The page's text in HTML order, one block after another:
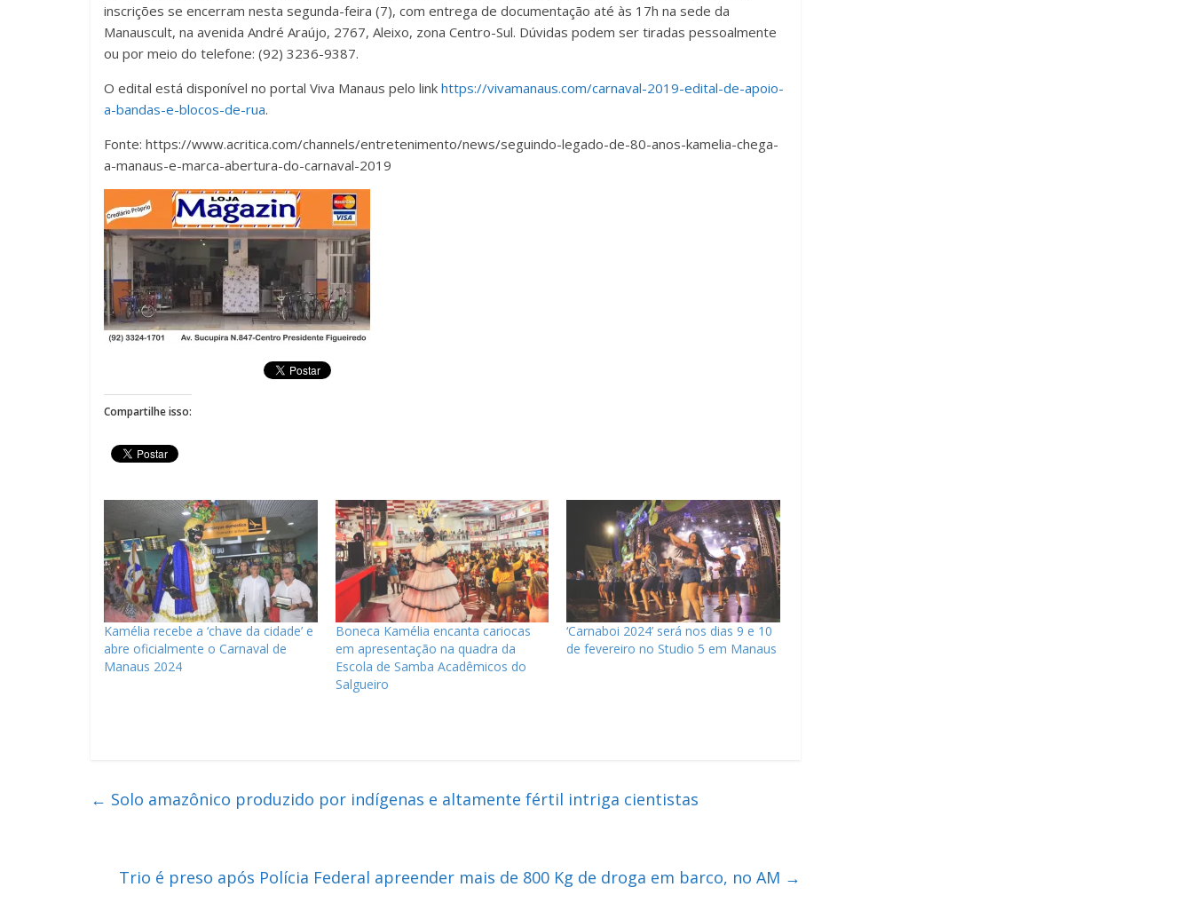
inscrições se encerram nesta segunda-feira (7), com entrega de documentação até às 17h na sede da
Manauscult, na avenida André Araújo, 2767, Aleixo, zona Centro-Sul. Dúvidas podem ser tiradas pessoalmente
ou por meio do telefone: (92) 3236-9387.
O edital está disponível no portal Viva Manaus pelo link https://vivamanaus.com/carnaval-2019-edital-de-apoio-
a-bandas-e-blocos-de-rua.
Fonte: https://www.acritica.com/channels/entretenimento/news/seguindo-legado-de-80-anos-kamelia-chega-
a-manaus-e-marca-abertura-do-carnaval-2019
Compartilhe isso:
Kamélia recebe a ‘chave da cidade’ e
abre oficialmente o Carnaval de
Manaus 2024
Boneca Kamélia encanta cariocas
em apresentação na quadra da
Escola de Samba Acadêmicos do
Salgueiro
‘Carnaboi 2024’ será nos dias 9 e 10
de fevereiro no Studio 5 em Manaus
← Solo amazônico produzido por indígenas e altamente fértil intriga cientistas
Trio é preso após Polícia Federal apreender mais de 800 Kg de droga em barco, no AM →